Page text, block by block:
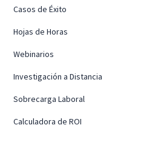
Casos de Éxito
Hojas de Horas
Webinarios
Investigación a Distancia
Sobrecarga Laboral
Calculadora de ROI